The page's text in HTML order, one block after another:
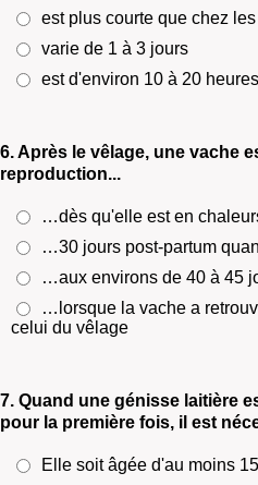
est plus courte que chez
varie de 1 à 3 jours
est d'environ 10 à 20 heures
6. Après le vêlage, une vache
reproduction...
…dès qu'elle est en
…30 jours post-partum
…aux environs de 40 à 45
…lorsque la vache a
celui du vêlage
7. Quand une génisse laitière
pour la première fois, il est
Elle soit âgée d'au moins